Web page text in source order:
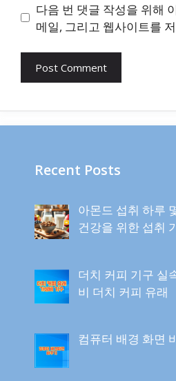
다음 번 댓글 작성을 위해
메일, 그리고 웹사이트를
Recent Posts
아몬드 섭취 하루
건강을 위한 섭취
더치 커피 기구 실
비 더치 커피 유래
컴퓨터 배경 화면